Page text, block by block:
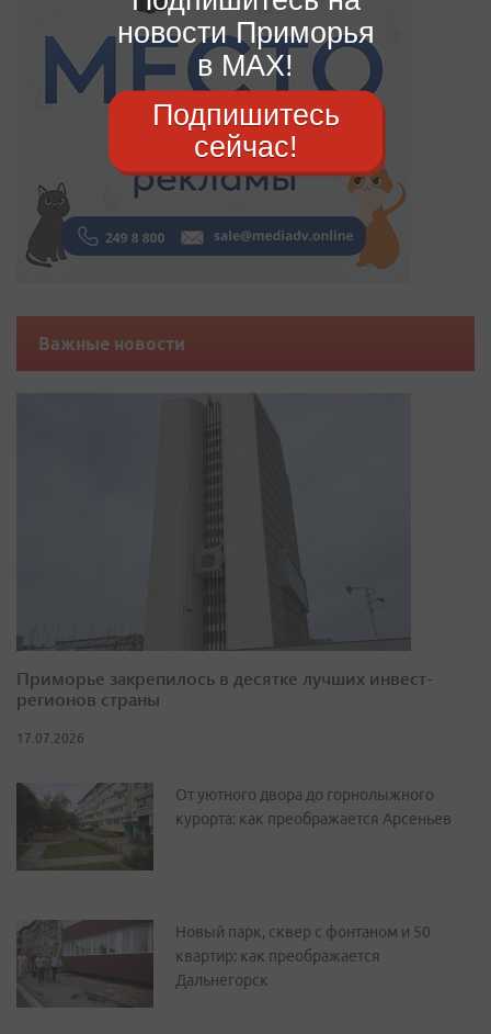
Важные новости
Приморье закрепилось в десятке лучших инвест-
регионов страны
17.07.2026
От уютного двора до горнолыжного
курорта: как преображается Арсеньев
Новый парк, сквер с фонтаном и 50
квартир: как преображается
Дальнегорск
новости Приморья
в MAX!
Подпишитесь
сейчас!